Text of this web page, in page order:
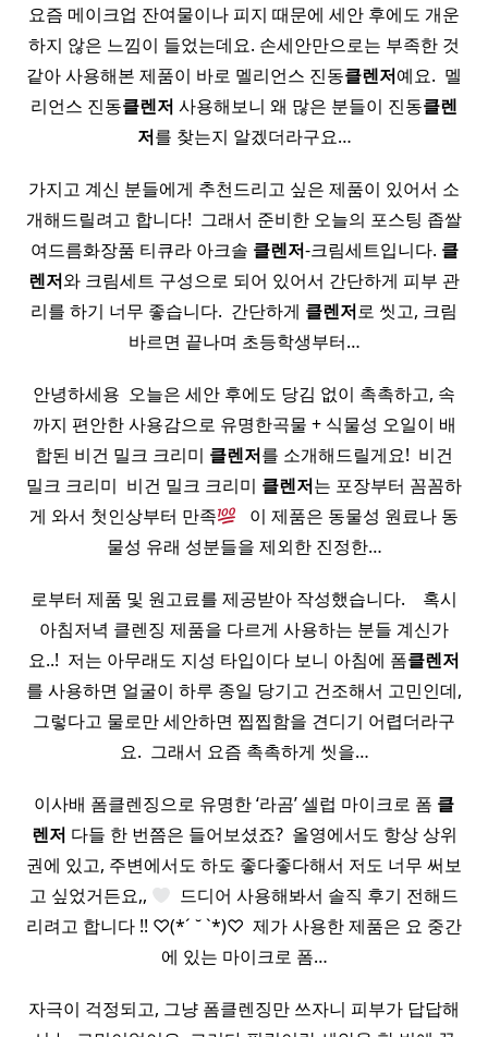
요즘 메이크업 잔여물이나 피지 때문에 세안 후에도 개운
하지 않은 느낌이 들었는데요. 손세안만으로는 부족한 것
같아 사용해본 제품이 바로 멜리언스 진동클렌저예요. ​ 멜
리언스 진동클렌저 사용해보니 왜 많은 분들이 진동클렌
저를 찾는지 알겠더라구요…
가지고 계신 분들에게 추천드리고 싶은 제품이 있어서 소
개해드릴려고 합니다! ​ 그래서 준비한 오늘의 포스팅 좁쌀
여드름화장품 티큐라 아크솔 클렌저-크림세트입니다. 클
렌저와 크림세트 구성으로 되어 있어서 간단하게 피부 관
리를 하기 너무 좋습니다. ​ 간단하게 클렌저로 씻고, 크림
바르면 끝나며 초등학생부터…
안녕하세용 ​ 오늘은 세안 후에도 당김 없이 촉촉하고, 속
까지 편안한 사용감으로 유명한곡물 + 식물성 오일이 배
합된 비건 밀크 크리미 클렌저를 소개해드릴게요! ​ 비건
밀크 크리미 ​ 비건 밀크 크리미 클렌저는 포장부터 꼼꼼하
게 와서 첫인상부터 만족
​ ​ 이 제품은 동물성 원료나 동
물성 유래 성분들을 제외한 진정한…
로부터 제품 및 원고료를 제공받아 작성했습니다. ​ ​ ​ 혹시
아침저녁 클렌징 제품을 다르게 사용하는 분들 계신가
요..! ​ 저는 아무래도 지성 타입이다 보니 아침에 폼클렌저
를 사용하면 얼굴이 하루 종일 당기고 건조해서 고민인데,
그렇다고 물로만 세안하면 찝찝함을 견디기 어렵더라구
요. ​ 그래서 요즘 촉촉하게 씻을…
이사배 폼클렌징으로 유명한 ‘라곰’ 셀럽 마이크로 폼 클
렌저 다들 한 번쯤은 들어보셨죠? ​ 올영에서도 항상 상위
권에 있고, 주변에서도 하도 좋다좋다해서 저도 너무 써보
고 싶었거든요,,
​ 드디어 사용해봐서 솔직 후기 전해드
리려고 합니다 !! ♡(*´ ˘ `*)♡ ​ 제가 사용한 제품은 요 중간
에 있는 마이크로 폼…
자극이 걱정되고, 그냥 폼클렌징만 쓰자니 피부가 답답해